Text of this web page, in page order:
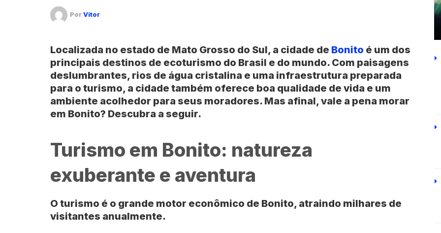
PorVitor
Localizada no estado de Mato Grosso do Sul, a cidade de Bonito é um dos
principais destinos de ecoturismo do Brasil e do mundo. Com paisagens
deslumbrantes, rios de água cristalina e uma infraestrutura preparada
para o turismo, a cidade também oferece boa qualidade de vida e um
ambiente acolhedor para seus moradores. Mas afinal, vale a pena morar
em Bonito? Descubra a seguir.
Turismo em Bonito: natureza
exuberante e aventura
O turismo é o grande motor econômico de Bonito, atraindo milhares de
visitantes anualmente.